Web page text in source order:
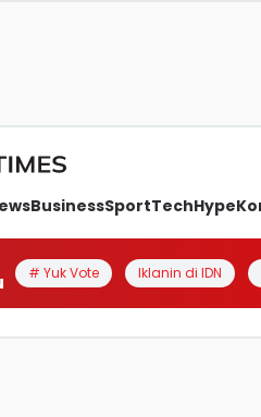
BusinessSportTechHype
# Yuk Vote Iklanin di IDN